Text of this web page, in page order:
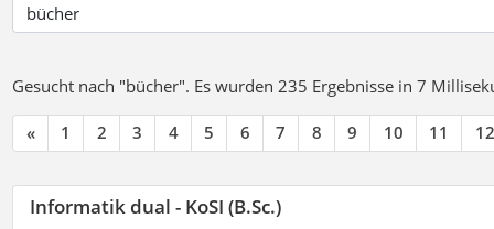
Gesucht nach "bücher". Es wurden 235 Ergebnisse in 7
« 1 2 3 4 5 6 7 8 9 10 11 12
Informatik dual - KoSI (B.Sc.)